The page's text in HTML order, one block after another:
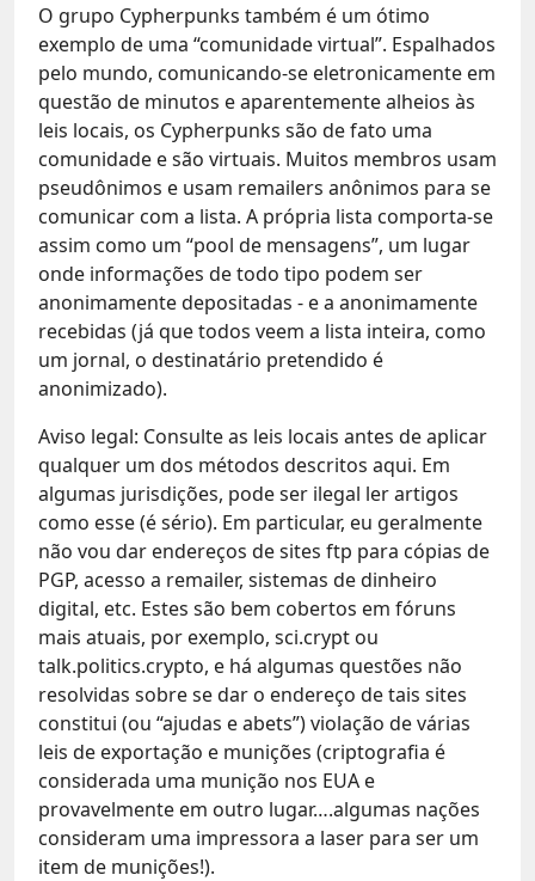
O grupo Cypherpunks também é um ótimo
exemplo de uma “comunidade virtual”. Espalhados
pelo mundo, comunicando-se eletronicamente em
questão de minutos e aparentemente alheios às
leis locais, os Cypherpunks são de fato uma
comunidade e são virtuais. Muitos membros usam
pseudônimos e usam remailers anônimos para se
comunicar com a lista. A própria lista comporta-se
assim como um “pool de mensagens”, um lugar
onde informações de todo tipo podem ser
anonimamente depositadas - e a anonimamente
recebidas (já que todos veem a lista inteira, como
um jornal, o destinatário pretendido é
anonimizado).
Aviso legal: Consulte as leis locais antes de aplicar
qualquer um dos métodos descritos aqui. Em
algumas jurisdições, pode ser ilegal ler artigos
como esse (é sério). Em particular, eu geralmente
não vou dar endereços de sites ftp para cópias de
PGP, acesso a remailer, sistemas de dinheiro
digital, etc. Estes são bem cobertos em fóruns
mais atuais, por exemplo, sci.crypt ou
talk.politics.crypto, e há algumas questões não
resolvidas sobre se dar o endereço de tais sites
constitui (ou “ajudas e abets”) violação de várias
leis de exportação e munições (criptografia é
considerada uma munição nos EUA e
provavelmente em outro lugar….algumas nações
consideram uma impressora a laser para ser um
item de munições!).